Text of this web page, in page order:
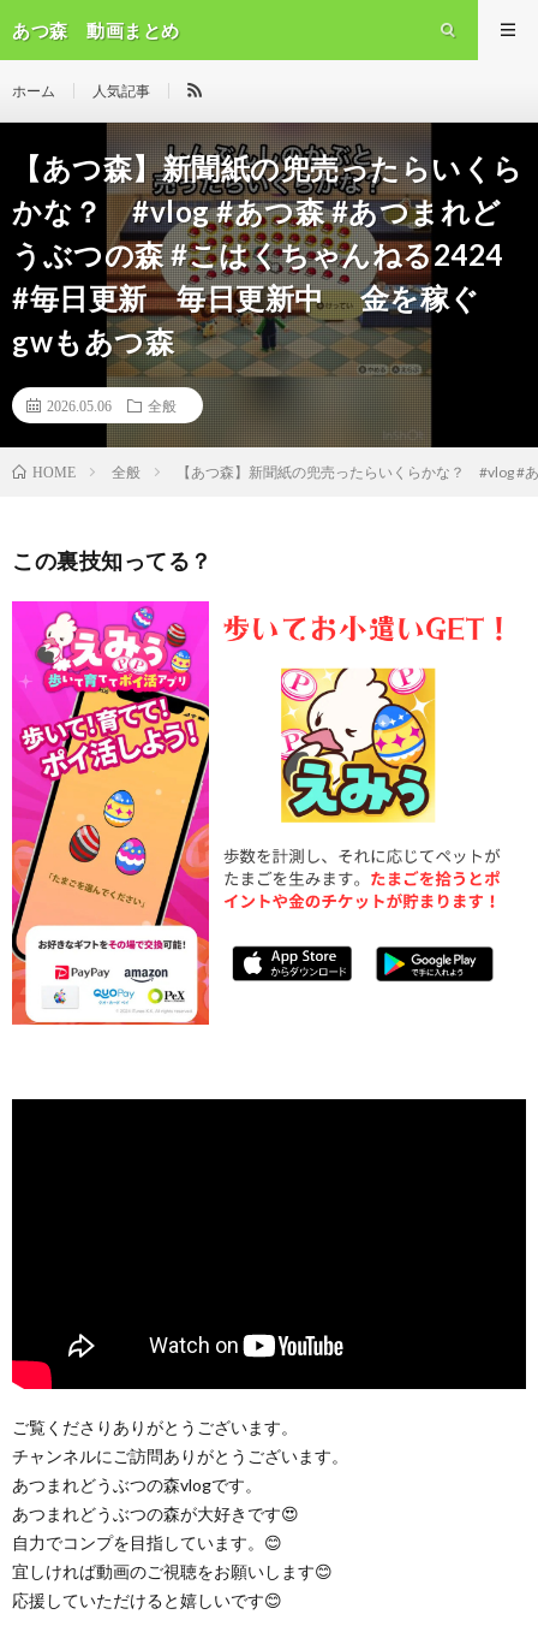
あつ森 動画まとめ
ホーム 人気記事
【あつ森】新聞紙の兜売ったらいくら
かな？ #vlog #あつ森 #あつまれど
うぶつの森 #こはくちゃんねる2424
#毎日更新 毎日更新中 金を稼ぐ
gwもあつ森
2026.05.06 全般
HOME 全般 【あつ森】新聞紙の兜売ったらいくらかな？ #vlog
この裏技知ってる？
ご覧くださりありがとうございます。
チャンネルにご訪問ありがとうございます。
あつまれどうぶつの森vlogです。
あつまれどうぶつの森が大好きです😍
自力でコンプを目指しています。😊
宜しければ動画のご視聴をお願いします😊
応援していただけると嬉しいです😊